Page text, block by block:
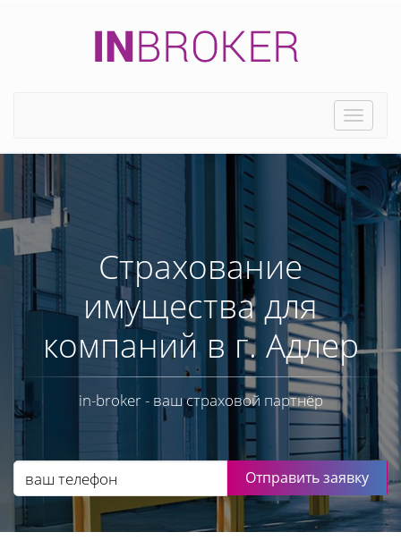
Toggle
Страхование
имущества для
компаний в г. Адлер
in-broker - ваш страховой партнёр
Отправить заявку